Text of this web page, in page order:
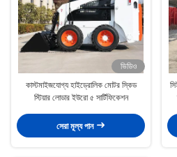
ভিডিও
কাস্টমাইজযোগ্য হাইড্রোলিক মোটর স্কিড
স্টিয়ার লোডার ইউরো ৫ সার্টিফিকেশন
সেরা মূল্য পান